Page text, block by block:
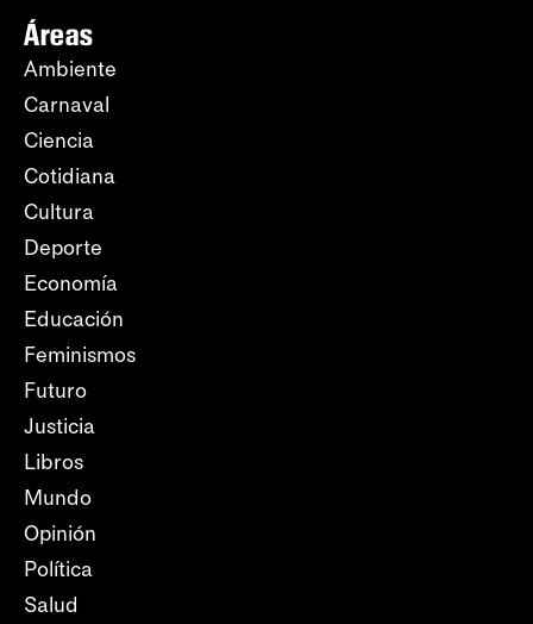
Áreas
Ambiente
Carnaval
Ciencia
Cotidiana
Cultura
Deporte
Economía
Educación
Feminismos
Futuro
Justicia
Libros
Mundo
Opinión
Política
Salud